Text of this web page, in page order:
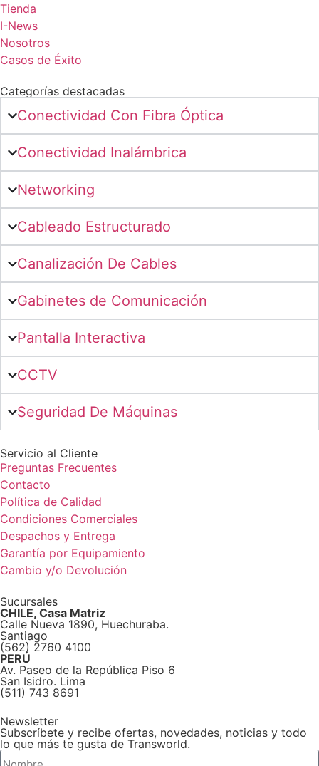
Tienda
I-News
Nosotros
Casos de Éxito
Categorías destacadas
Conectividad Con Fibra Óptica
Conectividad Inalámbrica
Networking
Cableado Estructurado
Canalización De Cables
Gabinetes de Comunicación
Pantalla Interactiva
CCTV
Seguridad De Máquinas
Servicio al Cliente
Preguntas Frecuentes
Contacto
Política de Calidad
Condiciones Comerciales
Despachos y Entrega
Garantía por Equipamiento
Cambio y/o Devolución
Sucursales
CHILE, Casa Matriz
Calle Nueva 1890, Huechuraba.
Santiago
(562) 2760 4100
PERÚ
Av. Paseo de la República Piso 6
San Isidro. Lima
(511) 743 8691
Newsletter
Subscríbete y recibe ofertas, novedades, noticias y todo
lo que más te gusta de Transworld.